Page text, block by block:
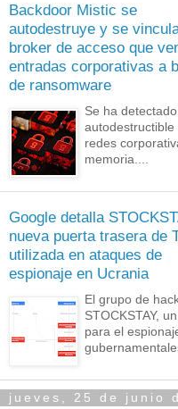
Backdoor Mistic se
autodestruye y se
broker de acceso que
entradas corporativas a
de ransomware
Se ha
redes
memoria....
Google detalla
nueva puerta trasera de
utilizada en ataques de
espionaje en Ucrania
El grupo de
STOCKSTAY,
para el
jueves, 25 de junio